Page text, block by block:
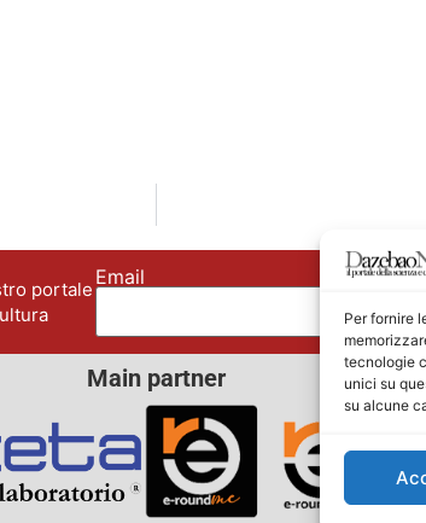
Per fornire
tecnologie
unici su
su alcune
portale
Email
Main partner